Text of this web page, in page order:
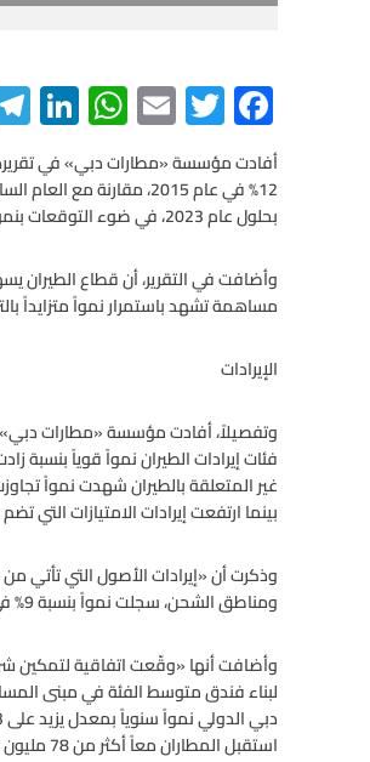
F
ac
e
b
o
o
T
wi
tt
er
E
m
ail
W
h
at
s
A
p
p
Li
n
ke
dI
n
بحلول عام 2023، في ضوء التوقعات بنمو الحركة لتتجاوز عتبة 85 مليون مسافر في عام 2016.
مساهمة تشهد باستمرار نمواً متزايداً
الإيرادات
وتفصيلاً، أفادت مؤسسة «مطارات
بينما ارتفعت إيرادات الامتيازات التي تضم
وذكرت أن «إيرادات الأصول التي تأتي
ومناطق الشحن، سجلت نمواً بنسبة 9% في عام 2015».
وأضافت أنها «وقّعت اتفاقية لتمكين
استقبل المطاران معاً أكثر من 78 مليون مسافر».